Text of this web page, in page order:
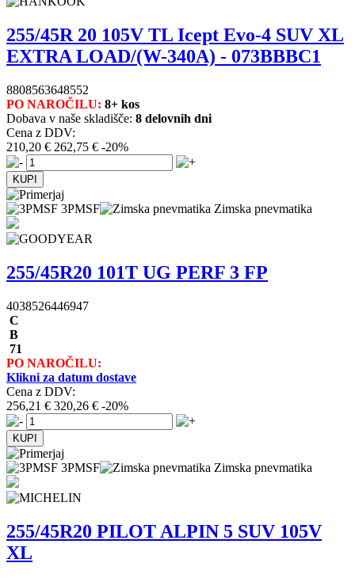
255/45R 20 105V TL Icept Evo-4 SUV XL
EXTRA LOAD/(W-340A) - 073BBBC1
8808563648552
PO NAROČILU: 8+ kos
Dobava v naše skladišče: 8 delovnih dni
Cena z DDV:
210,20 € 262,75 € -20%
3PMSF Zimska pnevmatika
255/45R20 101T UG PERF 3 FP
4038526446947
C
B
71
PO NAROČILU:
Klikni za datum dostave
Cena z DDV:
256,21 € 320,26 € -20%
3PMSF Zimska pnevmatika
255/45R20 PILOT ALPIN 5 SUV 105V
XL